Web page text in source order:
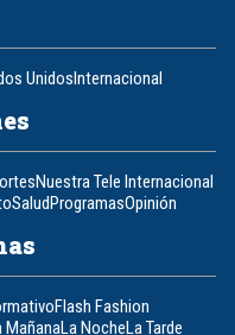
UnidosInternacional
Nuestra Tele Internacional
SaludProgramasOpinión
Flash Fashion
MañanaLa NocheLa Tarde